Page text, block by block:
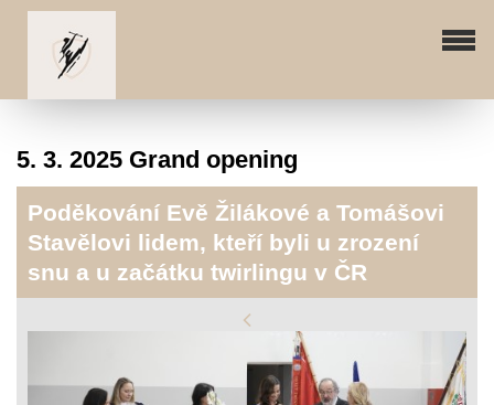
5. 3. 2025 Grand opening
Poděkování Evě Žilákové a Tomášovi
Stavělovi lidem, kteří byli u zrození
snu a u začátku twirlingu v ČR